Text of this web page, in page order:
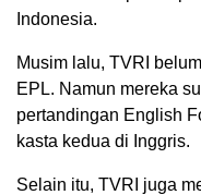
Indonesia.
Musim lalu, TVRI
EPL. Namun mereka
pertandingan English
kasta kedua di Inggris.
Selain itu, TVRI juga